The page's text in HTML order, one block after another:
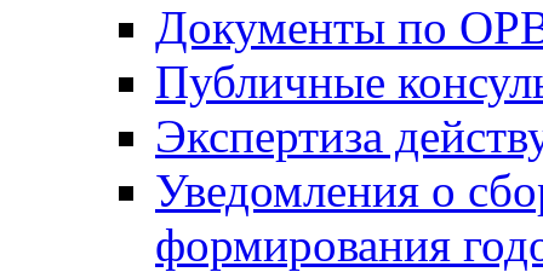
Документы по
Публичные
Экспертиза
Уведомления о
формирования